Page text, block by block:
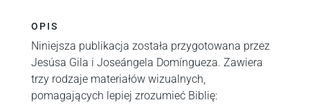
OPIS
Niniejsza publikacja została przygotowana przez
Jesúsa Gila i Joseángela Domíngueza. Zawiera
trzy rodzaje materiałów wizualnych,
pomagających lepiej zrozumieć Biblię: